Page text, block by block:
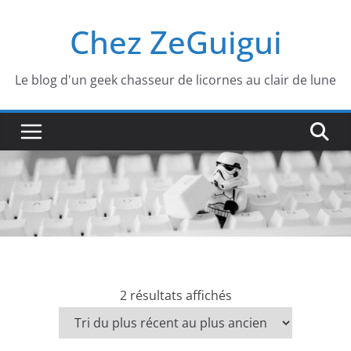
Chez ZeGuigui
Le blog d'un geek chasseur de licornes au clair de lune
2 résultats affichésT
r
i